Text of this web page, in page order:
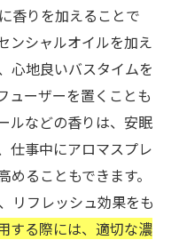
香りを加えることで
ンシャルオイルを加え
心地良いバスタイムを
ューザーを置くことも
ルなどの香りは、安眠
仕事中にアロマスプレ
ることもできます。
リフレッシュ効果をも
する際には、適切な濃